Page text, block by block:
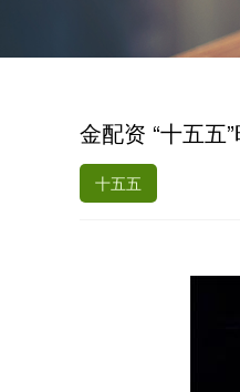
金配资 “十五五
十五五